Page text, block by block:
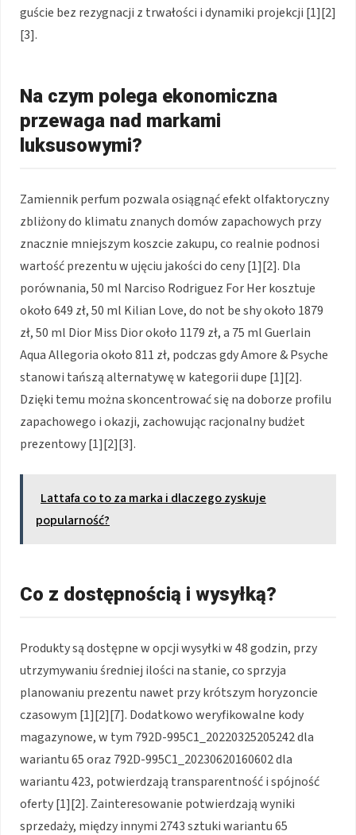
guście bez rezygnacji z trwałości i dynamiki projekcji [1][2]
[3].
Na czym polega ekonomiczna
przewaga nad markami
luksusowymi?
Zamiennik perfum pozwala osiągnąć efekt olfaktoryczny
zbliżony do klimatu znanych domów zapachowych przy
znacznie mniejszym koszcie zakupu, co realnie podnosi
wartość prezentu w ujęciu jakości do ceny [1][2]. Dla
porównania, 50 ml Narciso Rodriguez For Her kosztuje
około 649 zł, 50 ml Kilian Love, do not be shy około 1879
zł, 50 ml Dior Miss Dior około 1179 zł, a 75 ml Guerlain
Aqua Allegoria około 811 zł, podczas gdy Amore & Psyche
stanowi tańszą alternatywę w kategorii dupe [1][2].
Dzięki temu można skoncentrować się na doborze profilu
zapachowego i okazji, zachowując racjonalny budżet
prezentowy [1][2][3].
Lattafa co to za marka i dlaczego zyskuje
popularność?
Co z dostępnością i wysyłką?
Produkty są dostępne w opcji wysyłki w 48 godzin, przy
utrzymywaniu średniej ilości na stanie, co sprzyja
planowaniu prezentu nawet przy krótszym horyzoncie
czasowym [1][2][7]. Dodatkowo weryfikowalne kody
magazynowe, w tym 792D-995C1_20220325205242 dla
wariantu 65 oraz 792D-995C1_20230620160602 dla
wariantu 423, potwierdzają transparentność i spójność
oferty [1][2]. Zainteresowanie potwierdzają wyniki
sprzedaży, między innymi 2743 sztuki wariantu 65